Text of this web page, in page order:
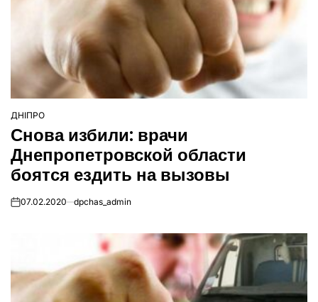
ОПУБЛІКУВАТИ
У
ДНІПРО
Снова избили: врачи
Днепропетровской области
боятся ездить на вызовы
on07.02.2020 dpchas_admin